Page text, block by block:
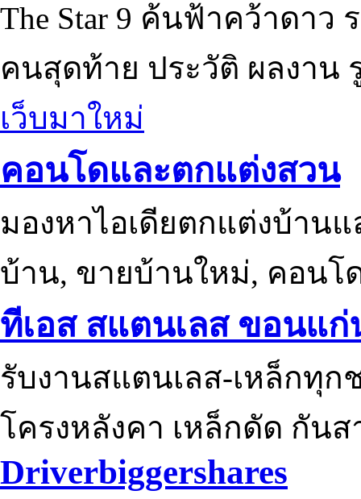
The Star 9 ค้นฟ้าคว้าดาว
คนสุดท้าย ประวัติ ผลงาน
เว็บมาใหม่
คอนโดและตกแต่งสวน
มองหาไอเดียตกแต่งบ้าน
บ้าน, ขายบ้านใหม่, คอนโ
ทีเอส สแตนเลส ขอนแก่
รับงานสแตนเลส-เหล็กทุ
โครงหลังคา เหล็กดัด กัน
Driverbiggershares